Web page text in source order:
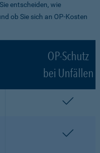
entscheiden, wie
ob Sie sich an OP-Kosten
OP-Schutz
bei Unfällen